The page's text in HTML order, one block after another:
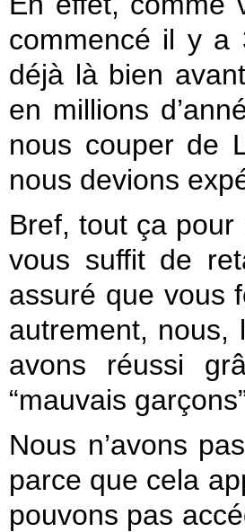
commencé il y a
déjà là bien
en millions
nous couper de
nous devions
Bref, tout ça pour
vous suffit de
assuré que vous
autrement, nous,
avons réussi
“mauvais
Nous n’avons
parce que cela
pouvons pas